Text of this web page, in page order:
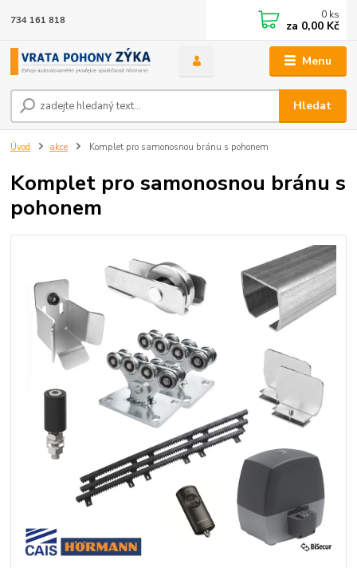
Menu
Hledat
734 161 818 0 ks
za 0,00 Kč
Úvod akce Komplet pro samonosnou bránu s pohonem
Komplet pro samonosnou bránu s
pohonem